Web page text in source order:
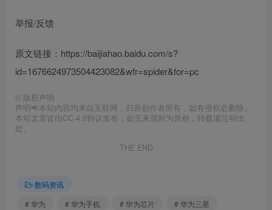
举报/反馈
原文链接：https://baijiahao.baidu.com/s?
id=1676624973504423082&wfr=spider&for=pc
© 版权声明
声明📢本站内容均来自互联网，归原创作者所有，如有侵权必删除。
本站文章皆由CC-4.0协议发布，如无来源则为原创，转载请注明出
处。
THE END
数码资讯
# 华为
# 华为手机 # 华为芯片
# 华为三星